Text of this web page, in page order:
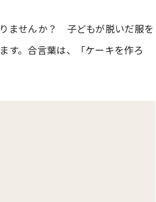
ませんか？ 子どもが脱いだ服を
す。合言葉は、「ケーキを作ろ